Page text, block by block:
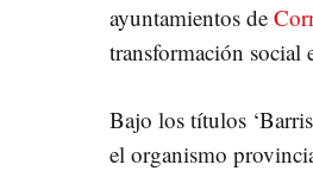
ayuntamientos de
transformación social
Bajo los títulos
el organismo